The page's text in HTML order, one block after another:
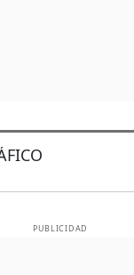
PUBLICIDAD